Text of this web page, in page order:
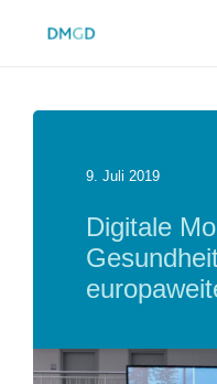
9. Juli 2019
Digitale